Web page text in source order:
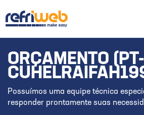
ORÇAMENTO
Possuímos uma equipe técnica
responder prontamente suas